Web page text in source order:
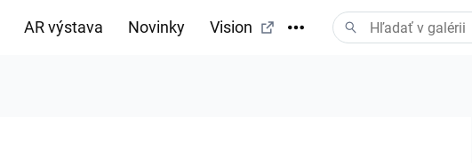
AR výstava Novinky Vision